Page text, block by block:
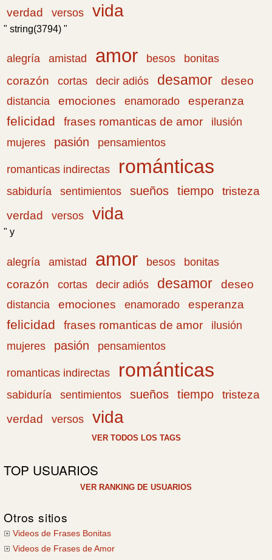
verdad
versos vida
" string(3794) "
alegría amistad amor besos
bonitas
corazón
cortas decir adiós desamor deseo
distancia emociones enamorado esperanza
felicidad frases romanticas de amor
ilusión
mujeres
pasión pensamientos
romanticas indirectas románticas
sabiduría sentimientos sueños tiempo
tristeza
verdad
versos vida
" y
alegría amistad amor besos
bonitas
corazón
cortas decir adiós desamor deseo
distancia emociones enamorado esperanza
felicidad frases romanticas de amor
ilusión
mujeres
pasión pensamientos
romanticas indirectas románticas
sabiduría sentimientos sueños tiempo
tristeza
verdad
versos vida
VER TODOS LOS TAGS
TOP USUARIOS
VER RANKING DE USUARIOS
Otros sitios
Videos de Frases Bonitas
Videos de Frases de Amor